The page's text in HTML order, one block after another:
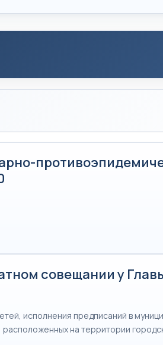
совещании у
исполнения предписаний в
на территории